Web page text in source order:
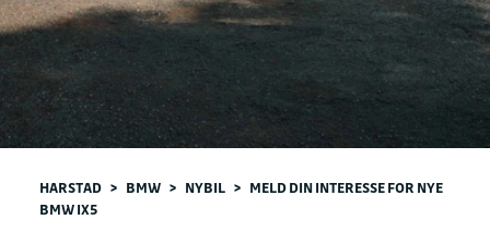
HARSTAD > BMW > NYBIL > MELD DIN INTERESSE FOR NYE
BMW IX5